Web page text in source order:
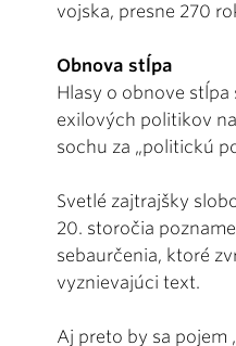
vojska, presne 270
Obnova stĺpa
Hlasy o obnove
exilových politikov
sochu za „politickú
Svetlé zajtrajšky
20. storočia
sebaurčenia, ktoré
vyznievajúci text.
Aj preto by sa pojem